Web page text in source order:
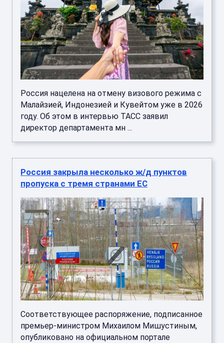
Россия нацелена на отмену визового режима с
Малайзией, Индонезией и Кувейтом уже в 2026
году. Об этом в интервью ТАСС заявил
директор департамента мн ...
Россия закрыла несколько ж/д пунктов
пропуска с тремя странами ЕС
Соответствующее распоряжение, подписанное
премьер-министром Михаилом Мишустиным,
опубликовано на официальном портале